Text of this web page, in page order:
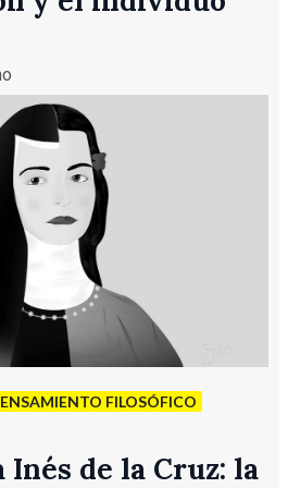
FILOSÓFICO
Inés de la Cruz: la